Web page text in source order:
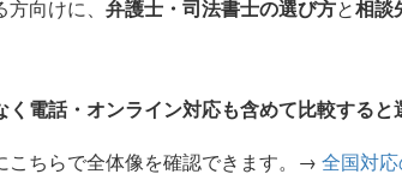
向けに、 弁護士・司法書士の選び方と相談
電話・オンライン対応も含めて比較すると
こちらで全体像を確認できます。→ 全国対